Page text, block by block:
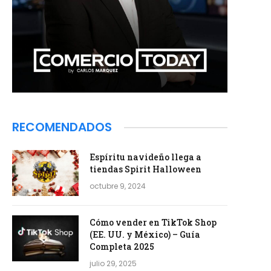
RECOMENDADOS
Espíritu navideño llega a
tiendas Spirit Halloween
octubre 9, 2024
Cómo vender en TikTok Shop
(EE. UU. y México) – Guía
Completa 2025
julio 29, 2025